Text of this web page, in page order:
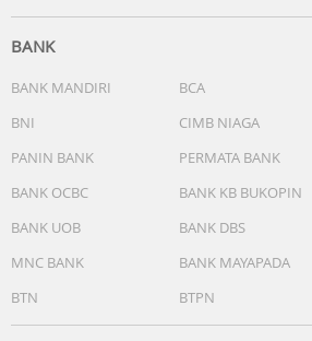
BANK
BANK MANDIRI BCA
BNI
CIMB NIAGA
PANIN BANK
PERMATA BANK
BANK OCBC
BANK KB BUKOPIN
BANK UOB
BANK DBS
MNC BANK
BANK MAYAPADA
BTN
BTPN